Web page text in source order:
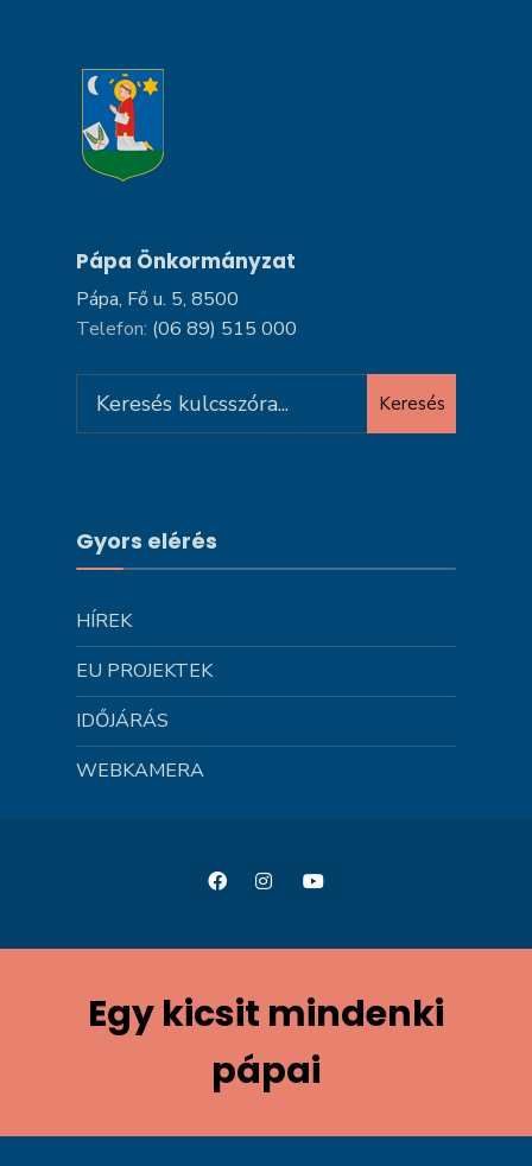
Pápa Önkormányzat
Pápa, Fő u. 5, 8500
Telefon: (06 89) 515 000
for:
Keresés
Gyors elérés
HÍREK
EU PROJEKTEK
IDŐJÁRÁS
WEBKAMERA
Egy kicsit mindenki
pápai